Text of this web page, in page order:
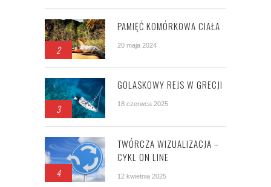
2
PAMIĘĆ KOMÓRKOWA CIAŁA
20 maja 2024
3
GOLASKOWY REJS W GRECJI
18 czerwca 2025
4
TWÓRCZA WIZUALIZACJA –
CYKL ON LINE
12 kwietnia 2025